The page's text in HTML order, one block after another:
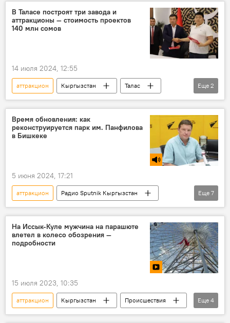
В Таласе построят три завода и
аттракционы — стоимость проектов
140 млн сомов
14 июля 2024, 12:55
аттракцион Кыргызстан
Талас
строительство
завод
Еще 2
Время обновления: как
реконструируется парк им. Панфилова
в Бишкеке
5 июня 2024, 17:21
аттракцион
Радио Sputnik Кыргызстан
отдых
дети
лето
каникулы
Кыргызстан
парк Панфилова
Дмитрий Петров
Еще 7
На Иссык-Куле мужчина на парашюте
влетел в колесо обозрения —
подробности
15 июля 2023, 10:35
аттракцион Кыргызстан
Происшествия
Иссык-Куль
мужчина
парашют
Еще 4